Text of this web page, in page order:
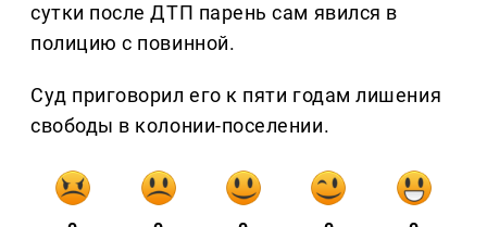
сутки после ДТП парень сам явился в
полицию с повинной.
Суд приговорил его к пяти годам лишения
свободы в колонии-поселении.